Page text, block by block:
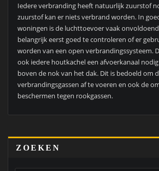
Iedere verbranding heeft natuurlijk zuurstof
zuurstof kan er niets verbrand worden. In
woningen is de luchttoevoer vaak
belangrijk eerst goed te controleren of er
worden van een open verbrandingssysteem.
ook iedere houtkachel een afvoerkanaal
boven de nok van het dak. Dit is bedoeld om
verbrandingsgassen af te voeren en ook de
beschermen tegen rookgassen.
ZOEKEN